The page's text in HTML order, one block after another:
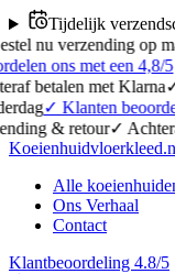
Tijdelijk
op maandag of
een 4,8/5✓Gratis
met Klarna ✓Bestel nu
beoordelen ons
✓ Achteraf betalen
Alle
Ons Verhaal
Contact
Klantbeoordeling 4.8/5